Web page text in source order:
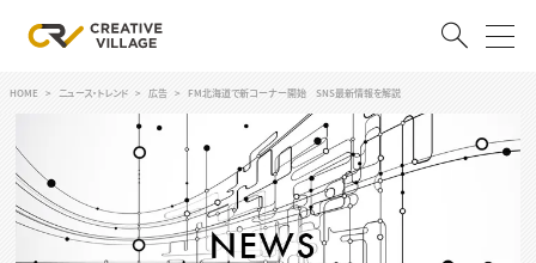
ログイン 会員登録
RECRUIT
HOME ニュース・トレンド 広告 FM北海道で新コーナー開始 SNS最新情報を解説